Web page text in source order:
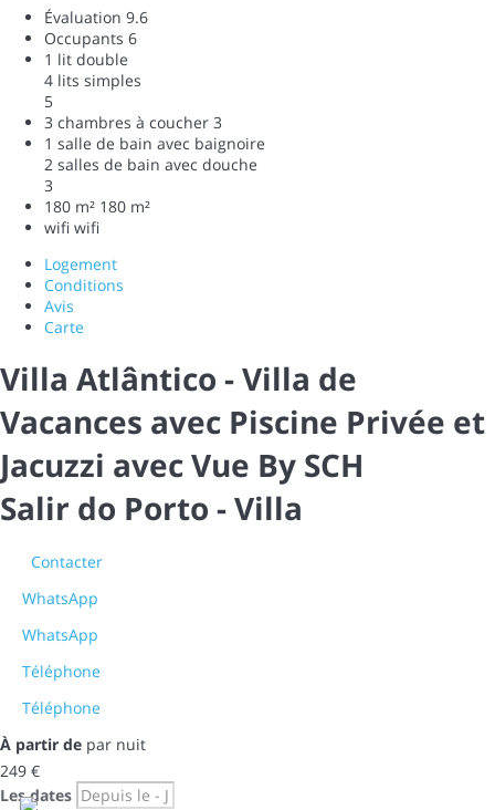
Évaluation 9.6
Occupants 6
1 lit double
4 lits simples
5
3 chambres à coucher 3
1 salle de bain avec baignoire
2 salles de bain avec douche
3
180 m² 180 m²
wifi wifi
Logement
Conditions
Avis
Carte
Villa Atlântico - Villa de
Vacances avec Piscine Privée et
Jacuzzi avec Vue By SCH
Salir do Porto -Villa
Contacter
WhatsApp
WhatsApp
Téléphone
Téléphone
À partir de par nuit
249 €
Les dates